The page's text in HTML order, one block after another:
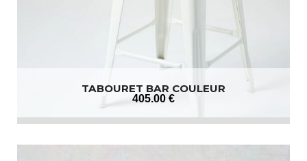
TABOURET BAR COULEUR
405.00 €